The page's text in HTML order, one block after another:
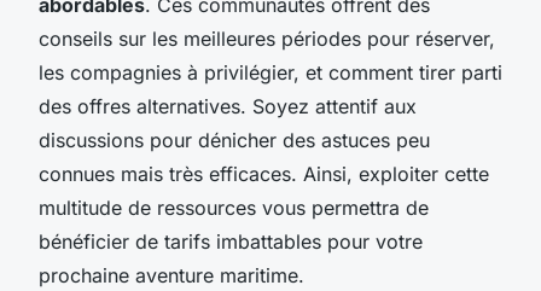
conseils sur les meilleures périodes pour réserver,
les compagnies à privilégier, et comment tirer parti
des offres alternatives. Soyez attentif aux
discussions pour dénicher des astuces peu
connues mais très efficaces. Ainsi, exploiter cette
multitude de ressources vous permettra de
bénéficier de tarifs imbattables pour votre
prochaine aventure maritime.